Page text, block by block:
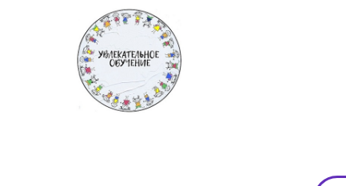
Назад на главную